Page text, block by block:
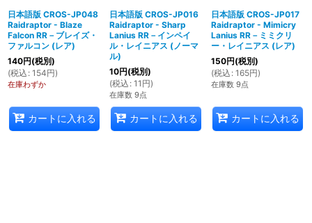
日本語版 CROS-JP048
Raidraptor - Blaze
Falcon RR－ブレイズ・
ファルコン (レア)
140円(税別)
(税込 : 154円)
在庫わずか
カートに入れる
日本語版 CROS-JP016
Raidraptor - Sharp
Lanius RR－インペイ
ル・レイニアス (ノーマ
ル)
10円(税別)
(税込 : 11 円)
在庫数 9点
カートに入れる
日本語版 CROS-JP017
Raidraptor - Mimicry
Lanius RR－ミミクリ
ー・レイニアス (レア)
150円(税別)
(税込 : 165円)
在庫数 9点
カートに入れる